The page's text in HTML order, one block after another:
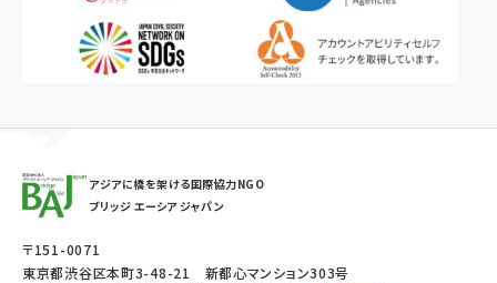
アジアに橋を架ける国際協力NGO
ブリッジ エーシア ジャパン
〒151-0071
東京都渋谷区本町3-48-21 新都心マンション303号